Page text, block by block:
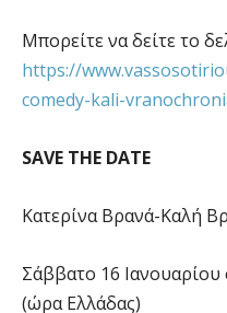
Μπορείτε να δείτε το
https://
comedy-kali-
SAVE THE DATE
Κατερίνα Βρανά-Καλή
Σάββατο 16 Ιανουαρίου
(ώρα Ελλάδας)